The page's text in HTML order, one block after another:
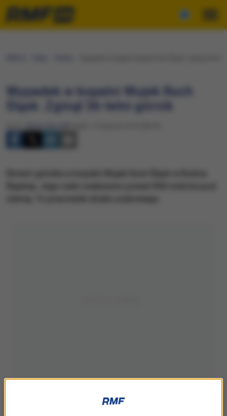
Wypadek w kopalni Wujek Ruch
Śląsk. Zginął 36-letni górnik